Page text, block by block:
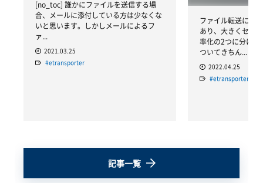
[no_toc] 誰かにファイルを送信する場
合、メールに添付している方は少なくな
いと思います。しかしメールによるフ
ァ...
2021.03.25
#etransporter
ファイル転送には
あり、大きくセキ
率化の2つに分けら
ついてきちん...
2022.04.25
#etransporter
記事一覧